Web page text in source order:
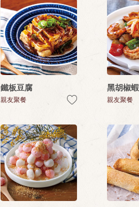
鐵板豆腐
親友聚餐
黑胡椒
親友聚餐